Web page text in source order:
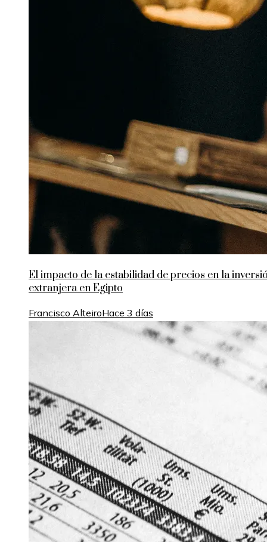
El impacto de la estabilidad de precios en la
extranjera en Egipto
Francisco AlteiroHace 3 días